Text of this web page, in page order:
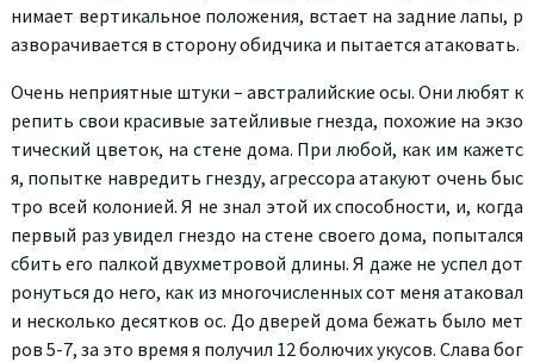
нимает вертикальное положения, встает на задние лапы, р
азворачивается в сторону обидчика и пытается атаковать.
Очень неприятные штуки – австралийские осы. Они любят к
репить свои красивые затейливые гнезда, похожие на экзо
тический цветок, на стене дома. При любой, как им кажетс
я, попытке навредить гнезду, агрессора атакуют очень быс
тро всей колонией. Я не знал этой их способности, и, когда
первый раз увидел гнездо на стене своего дома, попытался
сбить его палкой двухметровой длины. Я даже не успел дот
ронуться до него, как из многочисленных сот меня атаковал
и несколько десятков ос. До дверей дома бежать было мет
ров 5-7, за это время я получил 12 болючих укусов. Слава бог